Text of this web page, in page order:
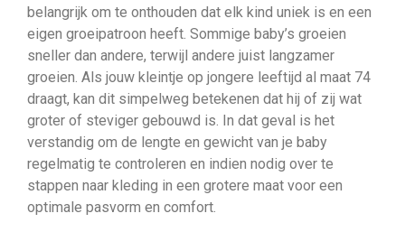
belangrijk om te onthouden dat elk kind uniek is en een
eigen groeipatroon heeft. Sommige baby’s groeien
sneller dan andere, terwijl andere juist langzamer
groeien. Als jouw kleintje op jongere leeftijd al maat 74
draagt, kan dit simpelweg betekenen dat hij of zij wat
groter of steviger gebouwd is. In dat geval is het
verstandig om de lengte en gewicht van je baby
regelmatig te controleren en indien nodig over te
stappen naar kleding in een grotere maat voor een
optimale pasvorm en comfort.